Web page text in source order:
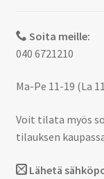
Soita meille:
040 6721210
Ma-Pe 11-19 (La
Voit tilata myös
tilauksen
Lähetä